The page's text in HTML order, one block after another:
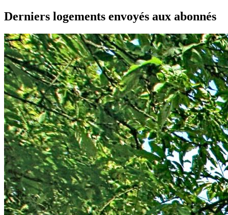
Derniers logements envoyés aux abonnés